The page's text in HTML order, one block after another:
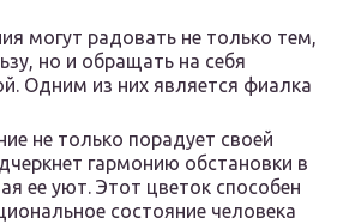
могут радовать не только тем,
но и обращать на себя
Одним из них является фиалка
не только порадует своей
гармонию обстановки в
ее уют. Этот цветок способен
состояние человека